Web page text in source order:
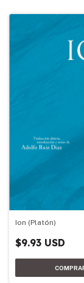
Ion (Platón)
$9.93 USD